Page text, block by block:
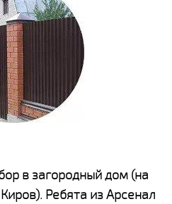
в загородный дом (на
Ребята из Арсенал